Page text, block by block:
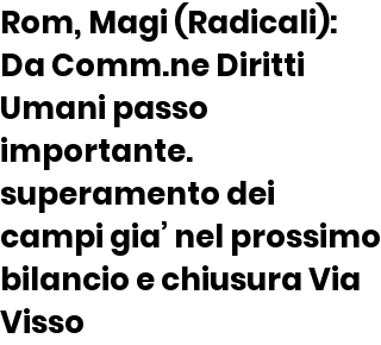
Rom, Magi (Radicali):
Da Comm.ne Diritti
Umani passo
importante.
superamento dei
campi gia’ nel prossimo
bilancio e chiusura Via
Visso